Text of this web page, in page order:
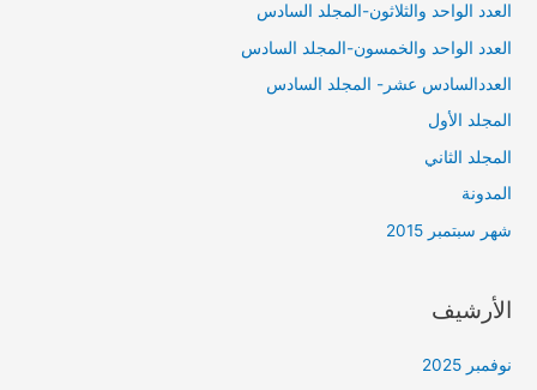
العدد الواحد والثلاثون-المجلد السادس
العدد الواحد والخمسون-المجلد السادس
العددالسادس عشر- المجلد السادس
المجلد الأول
المجلد الثاني
المدونة
شهر سبتمبر 2015
الأرشيف
نوفمبر 2025